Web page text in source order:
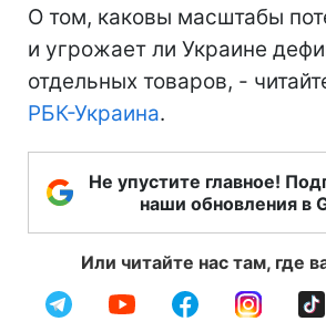
О том, каковы масштабы
и угрожает ли Украине
отдельных товаров, -
РБК-Украина.
Не упустите главное!
наши обновления в
Или читайте нас там, где